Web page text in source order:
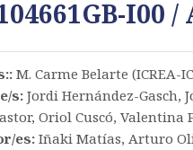
I00 /
M. Carme Belarte (ICREA-
s:Jordi Hernández-Gasch,
Oriol Cuscó, Valentina
es: Iñaki Matías, Arturo